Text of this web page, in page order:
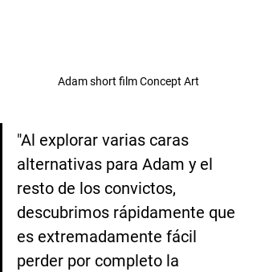
Adam short film Concept Art
"Al explorar varias caras
alternativas para Adam y el
resto de los convictos,
descubrimos rápidamente que
es extremadamente fácil
perder por completo la